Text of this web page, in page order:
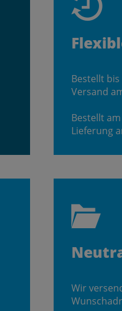
Bestellt bis
Versand
Bestellt
Lieferung
Wir